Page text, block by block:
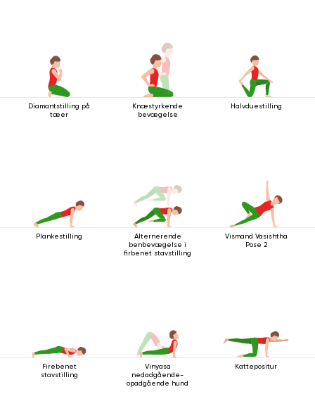
Diamantstilling på
tæer
Knæstyrkende
bevægelse
Halvduestilling
Plankestilling
Alternerende
benbevægelse i
firbenet stavstilling
Vismand Vasishtha
Pose 2
Firebenet
stavstilling
Vinyasa
nedadgående-
opadgående hund
Kattepositur